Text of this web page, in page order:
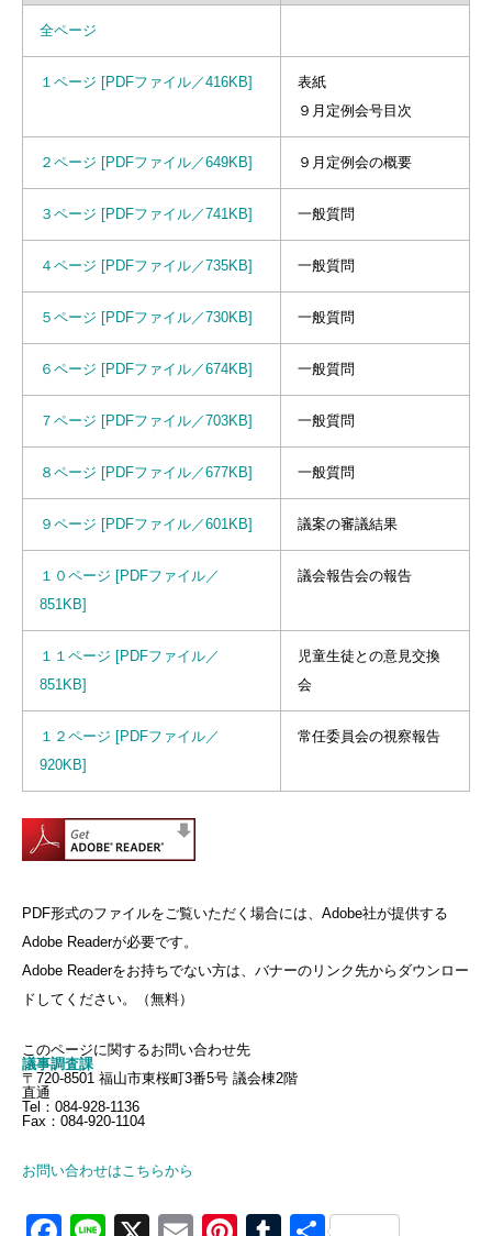
全ページ
１ページ [PDFファイル／416KB]
表紙
９月定例会号目次
２ページ [PDFファイル／649KB] ９月定例会の概要
３ページ [PDFファイル／741KB] 一般質問
４ページ [PDFファイル／735KB] 一般質問
５ページ [PDFファイル／730KB] 一般質問
６ページ [PDFファイル／674KB] 一般質問
７ページ [PDFファイル／703KB] 一般質問
８ページ [PDFファイル／677KB] 一般質問
９ページ [PDFファイル／601KB] 議案の審議結果
１０ページ [PDFファイル／
851KB]
議会報告会の報告
１１ページ [PDFファイル／
851KB]
児童生徒との意見交換
会
１２ページ [PDFファイル／
920KB]
常任委員会の視察報告
PDF形式のファイルをご覧いただく場合には、Adobe社が提供する
Adobe Readerが必要です。
Adobe Readerをお持ちでない方は、バナーのリンク先からダウンロー
ドしてください。（無料）
このページに関するお問い合わせ先
議事調査課
〒720-8501 福山市東桜町3番5号 議会棟2階
直通
Tel：084-928-1136
Fax：084-920-1104
お問い合わせはこちらから